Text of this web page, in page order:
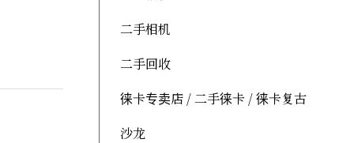
二手相机
二手回收
徕卡专卖店 / 二手徕卡 / 徕卡复古
沙龙